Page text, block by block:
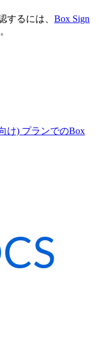
するには、 Box Sign
け) プランでのBox